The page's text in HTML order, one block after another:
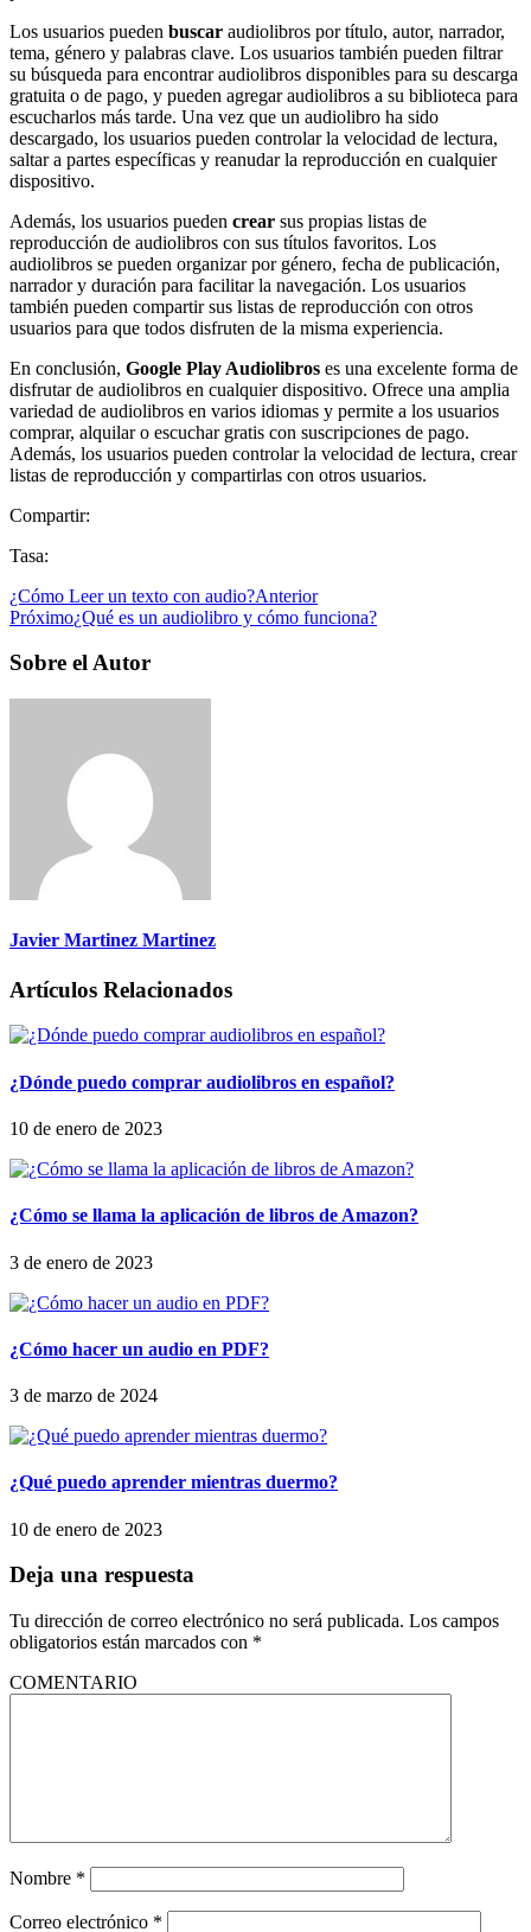
Los usuarios pueden buscar audiolibros por título, autor, narrador,
tema, género y palabras clave. Los usuarios también pueden filtrar
su búsqueda para encontrar audiolibros disponibles para su descarga
gratuita o de pago, y pueden agregar audiolibros a su biblioteca para
escucharlos más tarde. Una vez que un audiolibro ha sido
descargado, los usuarios pueden controlar la velocidad de lectura,
saltar a partes específicas y reanudar la reproducción en cualquier
dispositivo.
Además, los usuarios pueden crear sus propias listas de
reproducción de audiolibros con sus títulos favoritos. Los
audiolibros se pueden organizar por género, fecha de publicación,
narrador y duración para facilitar la navegación. Los usuarios
también pueden compartir sus listas de reproducción con otros
usuarios para que todos disfruten de la misma experiencia.
En conclusión, Google Play Audiolibros es una excelente forma de
disfrutar de audiolibros en cualquier dispositivo. Ofrece una amplia
variedad de audiolibros en varios idiomas y permite a los usuarios
comprar, alquilar o escuchar gratis con suscripciones de pago.
Además, los usuarios pueden controlar la velocidad de lectura, crear
listas de reproducción y compartirlas con otros usuarios.
Compartir:
Tasa:
¿Cómo Leer un texto con audio?Anterior
Próximo¿Qué es un audiolibro y cómo funciona?
Sobre el Autor
Javier Martinez Martinez
Artículos Relacionados
¿Dónde puedo comprar audiolibros en español?
10 de enero de 2023
¿Cómo se llama la aplicación de libros de Amazon?
3 de enero de 2023
¿Cómo hacer un audio en PDF?
3 de marzo de 2024
¿Qué puedo aprender mientras duermo?
10 de enero de 2023
Deja una respuesta
Tu dirección de correo electrónico no será publicada. Los campos
obligatorios están marcados con *
COMENTARIO
Nombre *
Correo electrónico *